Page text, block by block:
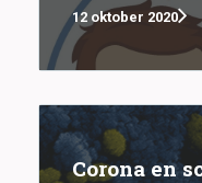
12 oktober 2020
Corona en